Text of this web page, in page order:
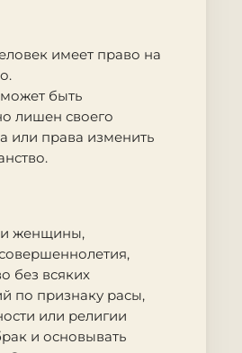
имеет право на
быть
лишен своего
или права изменить
женщины,
без всяких
по признаку расы,
или религии
и основывать